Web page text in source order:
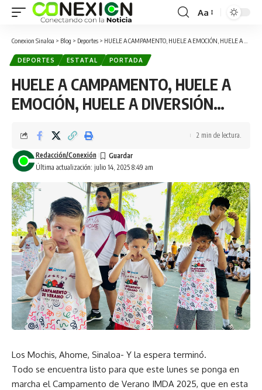
Aa
Conexion Sinaloa > Blog > Deportes > HUELE A CAMPAMENTO, HUELE A EMOCIÓN, HUELE A DIVERSIÓN…
DEPORTES ESTATAL PORTADA
HUELE A CAMPAMENTO, HUELE A
EMOCIÓN, HUELE A DIVERSIÓN…
Última actualización: julio 14, 2025 8:49 am
Redacción/Conexión
2 min de lectura.
Los Mochis, Ahome, Sinaloa- Y la espera terminó.
Todo se encuentra listo para que este lunes se ponga en
marcha el Campamento de Verano IMDA 2025, que en esta